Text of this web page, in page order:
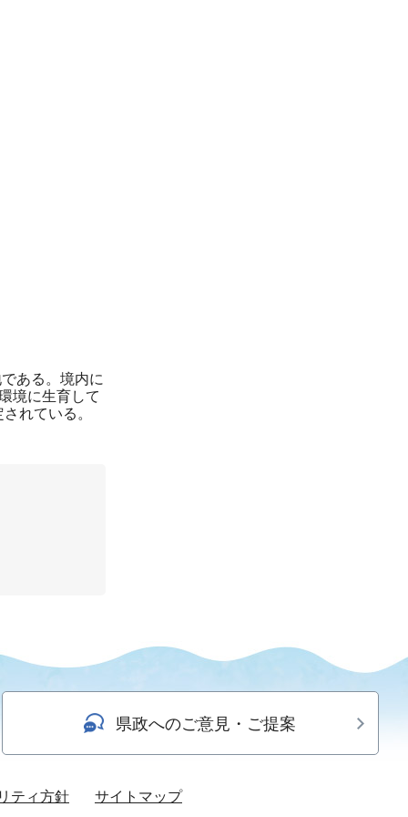
ある。境内に
境に生育して
れている。
県政へのご意見・ご提案
ティ方針 サイトマップ